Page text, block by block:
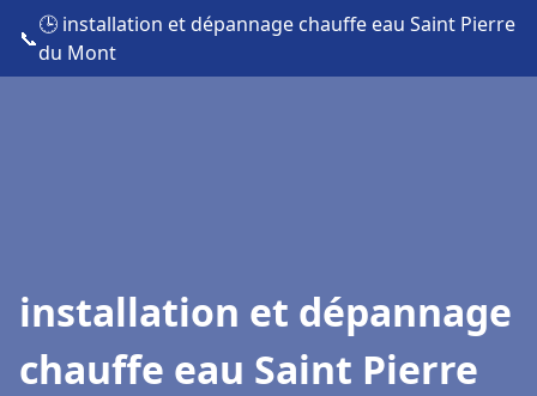
📞
🕒 installation et dépannage chauffe eau Saint Pierre
du Mont
installation et dépannage
chauffe eau Saint Pierre